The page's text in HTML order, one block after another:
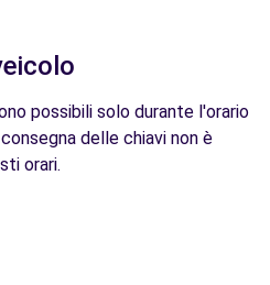
possibili solo durante l'orario
delle chiavi non è
orari.